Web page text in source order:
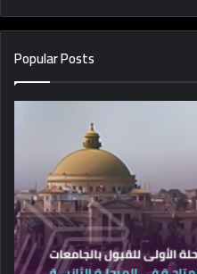
Popular Posts